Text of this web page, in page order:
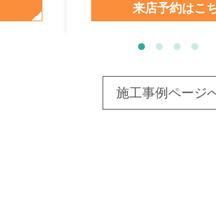
来店予約はこ
施工事例ページ